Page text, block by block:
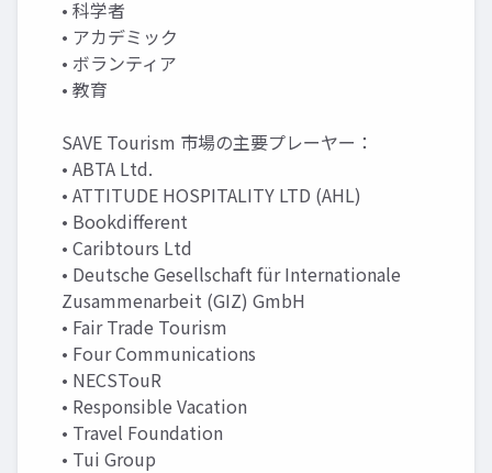
• 科学者
• アカデミック
• ボランティア
• 教育
SAVE Tourism 市場の主要プレーヤー：
• ABTA Ltd.
• ATTITUDE HOSPITALITY LTD (AHL)
• Bookdifferent
• Caribtours Ltd
• Deutsche Gesellschaft für Internationale
Zusammenarbeit (GIZ) GmbH
• Fair Trade Tourism
• Four Communications
• NECSTouR
• Responsible Vacation
• Travel Foundation
• Tui Group